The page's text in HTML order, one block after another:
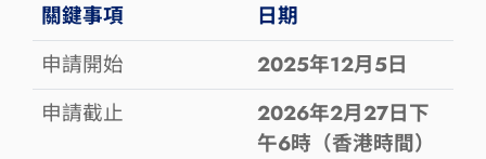
關鍵事項
日期
申請開始
2025年12月5日
申請截止
2026年2月27日下
午6時（香港時間）